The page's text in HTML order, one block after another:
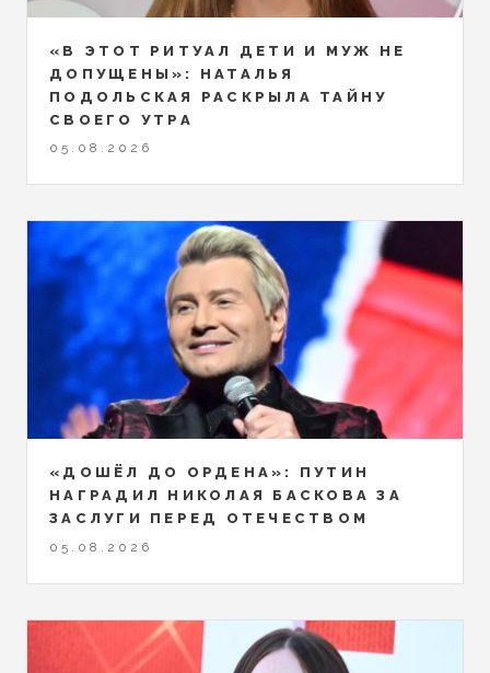
«В ЭТОТ РИТУАЛ ДЕТИ И МУЖ НЕ
ДОПУЩЕНЫ»: НАТАЛЬЯ
ПОДОЛЬСКАЯ РАСКРЫЛА ТАЙНУ
СВОЕГО УТРА
05.08.2026
«ДОШЁЛ ДО ОРДЕНА»: ПУТИН
НАГРАДИЛ НИКОЛАЯ БАСКОВА ЗА
ЗАСЛУГИ ПЕРЕД ОТЕЧЕСТВОМ
05.08.2026